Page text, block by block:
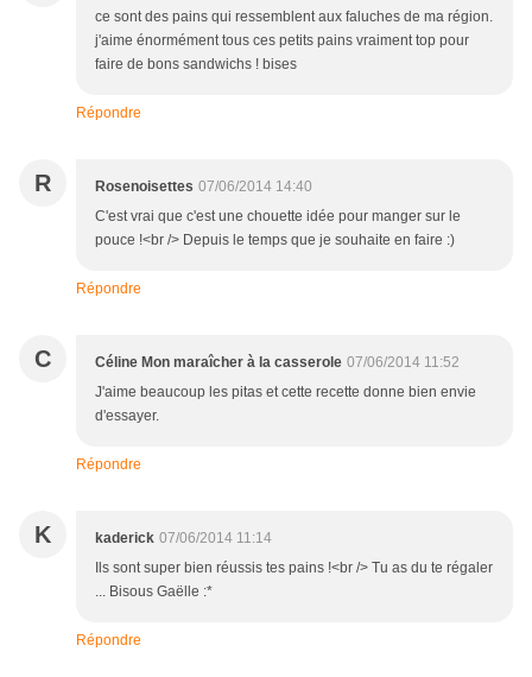
ce sont des pains qui ressemblent aux faluches de ma région.
j'aime énormément tous ces petits pains vraiment top pour
faire de bons sandwichs ! bises
Répondre
R Rosenoisettes 07/06/2014 14:40
C'est vrai que c'est une chouette idée pour manger sur le
pouce !<br /> Depuis le temps que je souhaite en faire :)
Répondre
C Céline Mon maraîcher à la casserole 07/06/2014 11:52
J'aime beaucoup les pitas et cette recette donne bien envie
d'essayer.
Répondre
K kaderick 07/06/2014 11:14
Ils sont super bien réussis tes pains !<br /> Tu as du te régaler
... Bisous Gaëlle :*
Répondre